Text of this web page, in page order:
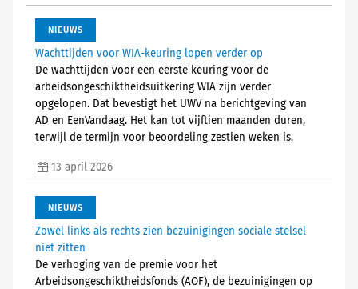
NIEUWS
Wachttijden voor WIA-keuring lopen verder op
De wachttijden voor een eerste keuring voor de
arbeidsongeschiktheidsuitkering WIA zijn verder
opgelopen. Dat bevestigt het UWV na berichtgeving van
AD en EenVandaag. Het kan tot vijftien maanden duren,
terwijl de termijn voor beoordeling zestien weken is.
13 april 2026
NIEUWS
Zowel links als rechts zien bezuinigingen sociale stelsel
niet zitten
De verhoging van de premie voor het
Arbeidsongeschiktheidsfonds (AOF), de bezuinigingen op